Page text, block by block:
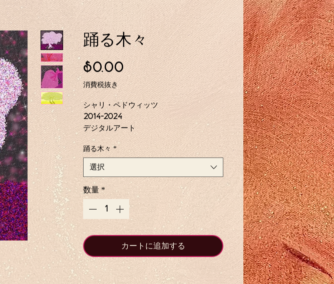
踊る木々
$0.00 価
格
消費税抜き
シャリ・ペドウィッツ
2014-2024
デジタルアート
合計18枚の限定版
メタルプリント
16、デジタルグリッターの赤い抽象的な
木
No More Sorrow
、2014年、11 x
14インチ、デジタルグリッターを施した
黄色の抽象的な木々
Should Be Dancing、2024、16
x 16、デジタルグリッターを施した淡い
ピンクの抽象的な木
What A Feeling
、2024、16 x
踊る木々 *
選択
数量 *
カートに追加する